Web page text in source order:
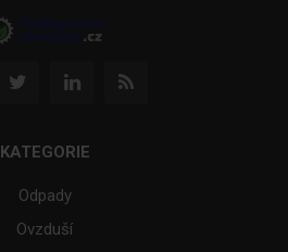
KATEGORIE
Odpady
Ovzduší